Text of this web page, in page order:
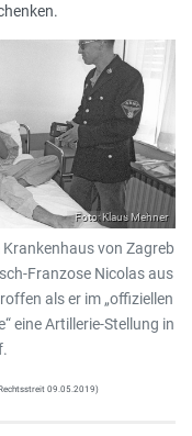
Foto: Klaus Mehner
von Zagreb
Franzose Nicolas aus
als er im „offiziellen
eine Artillerie-Stellung in
09.05.2019)